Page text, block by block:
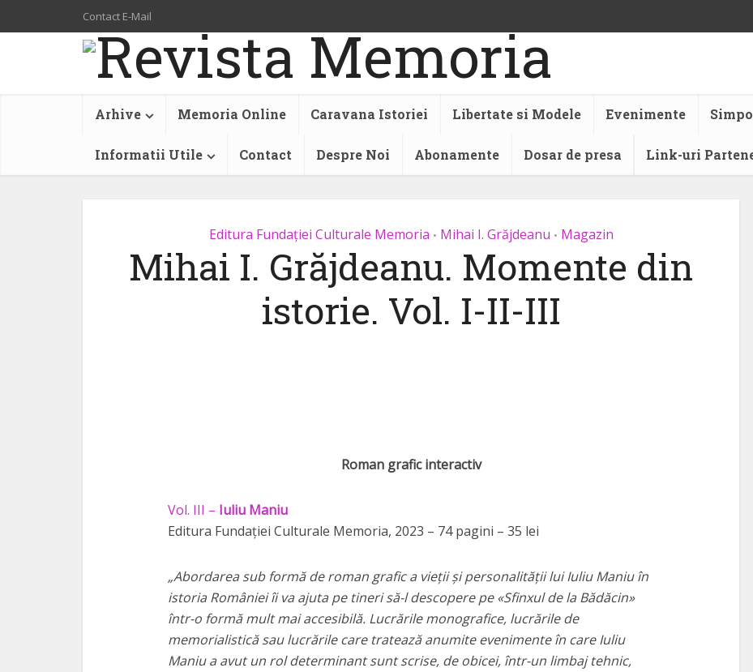
Contact E-Mail
Arhive Memoria Online Caravana Istoriei Libertate si Modele Evenimente
Informatii Utile Contact Despre Noi Abonamente Dosar de presa Link-uri
Editura Fundației Culturale Memoria • Mihai I. Grăjdeanu • Magazin
Mihai I. Grăjdeanu. Momente din
istorie. Vol. I-II-III
Roman grafic interactiv
Vol. III – Iuliu Maniu
Editura Fundației Culturale Memoria, 2023 – 74 pagini – 35 lei
„Abordarea sub formă de roman grafic a vieții și personalității lui Iuliu Maniu în
istoria României îi va ajuta pe tineri să-l descopere pe «Sfinxul de la Bădăcin»
într-o formă mult mai accesibilă. Lucrările monografice, lucrările de
memorialistică sau lucrările care tratează anumite evenimente în care Iuliu
Maniu a avut un rol determinant sunt scrise, de obicei, într-un limbaj tehnic,